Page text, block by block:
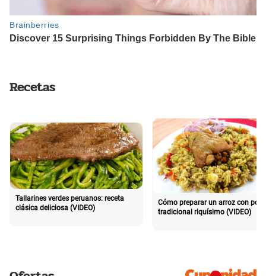
Recetas
Tallarines verdes peruanos: receta
clásica deliciosa (VIDEO)
Cómo preparar un arroz con pollo
tradicional riquísimo (VIDEO)